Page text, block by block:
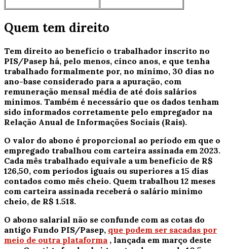
Quem tem direito
Tem direito ao benefício o trabalhador inscrito no
PIS/Pasep há, pelo menos, cinco anos, e que tenha
trabalhado formalmente por, no mínimo, 30 dias no
ano-base considerado para a apuração, com
remuneração mensal média de até dois salários
mínimos. Também é necessário que os dados tenham
sido informados corretamente pelo empregador na
Relação Anual de Informações Sociais (Rais).
O valor do abono é proporcional ao período em que o
empregado trabalhou com carteira assinada em 2023.
Cada mês trabalhado equivale a um benefício de R$
126,50, com períodos iguais ou superiores a 15 dias
contados como mês cheio. Quem trabalhou 12 meses
com carteira assinada receberá o salário mínimo
cheio, de R$ 1.518.
O abono salarial não se confunde com as cotas do
antigo Fundo PIS/Pasep, que podem ser sacadas por
meio de outra plataforma , lançada em março deste